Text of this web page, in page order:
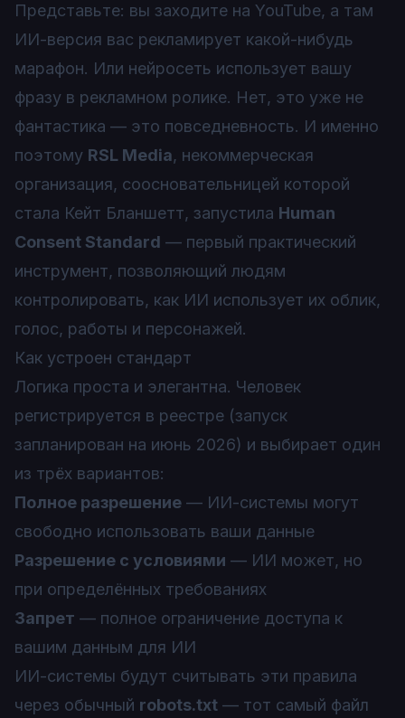
Представьте: вы заходите на YouTube, а там
ИИ-версия вас рекламирует какой-нибудь
марафон. Или нейросеть использует вашу
фразу в рекламном ролике. Нет, это уже не
фантастика — это повседневность. И именно
поэтому RSL Media, некоммерческая
организация, соосновательницей которой
стала Кейт Бланшетт, запустила Human
Consent Standard — первый практический
инструмент, позволяющий людям
контролировать, как ИИ использует их облик,
голос, работы и персонажей.
Как устроен стандарт
Логика проста и элегантна. Человек
регистрируется в реестре (запуск
запланирован на июнь 2026) и выбирает один
из трёх вариантов:
Полное разрешение — ИИ-системы могут
свободно использовать ваши данные
Разрешение с условиями — ИИ может, но
при определённых требованиях
Запрет — полное ограничение доступа к
вашим данным для ИИ
ИИ-системы будут считывать эти правила
через обычный robots.txt — тот самый файл